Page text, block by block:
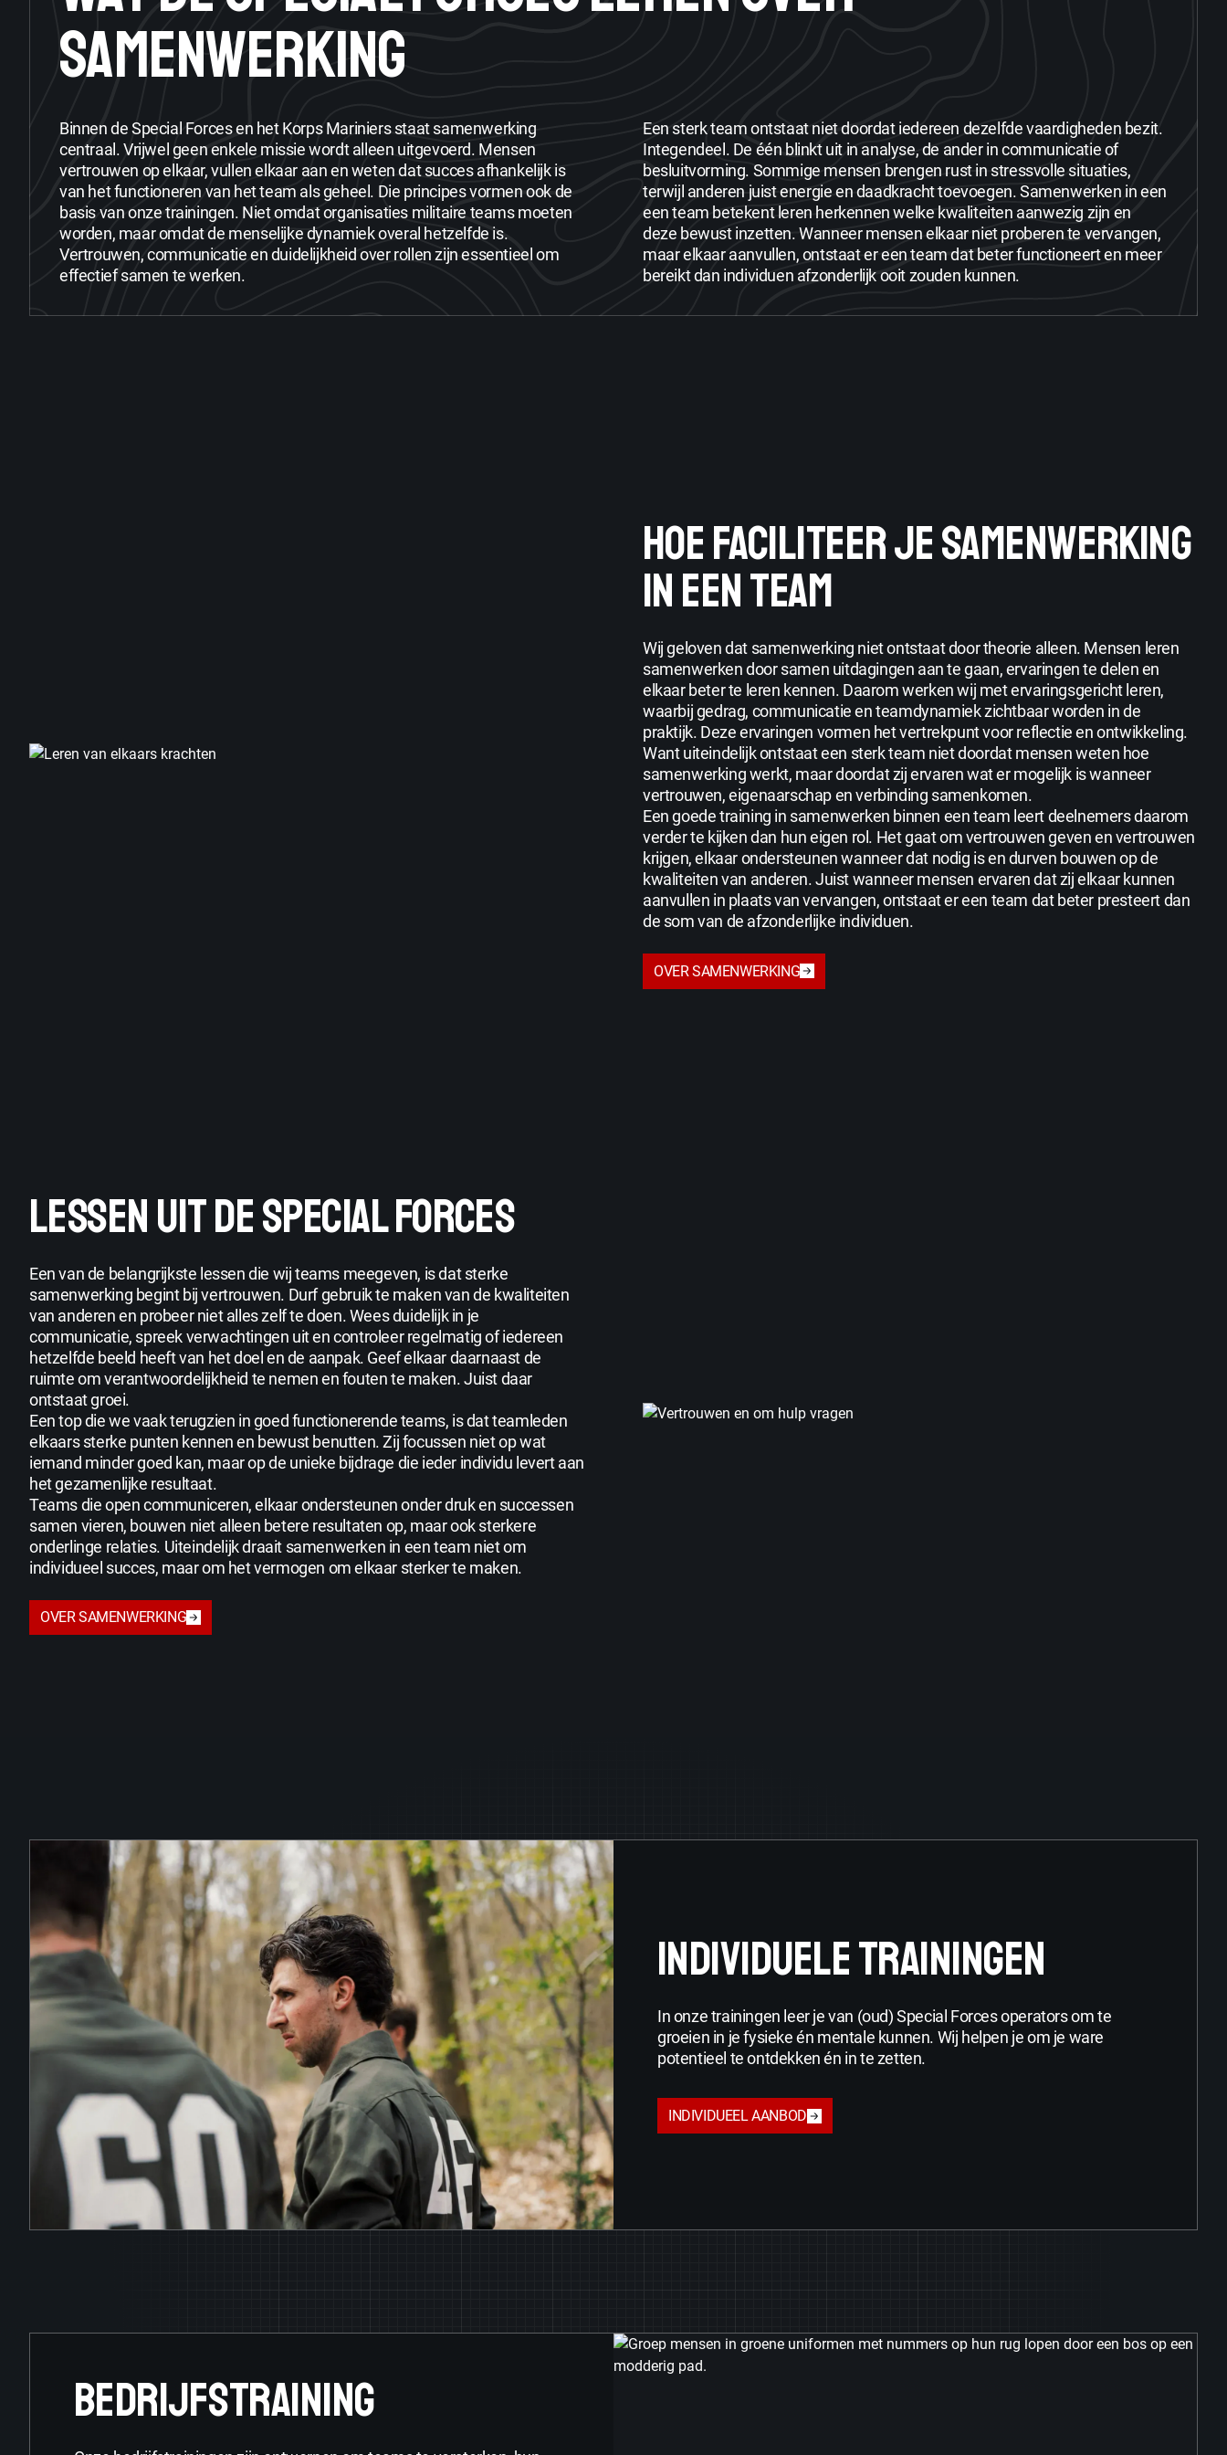
SAMENWERKING
Binnen de Special Forces en het Korps Mariniers staat samenwerking
centraal. Vrijwel geen enkele missie wordt alleen uitgevoerd. Mensen
vertrouwen op elkaar, vullen elkaar aan en weten dat succes afhankelijk is
van het functioneren van het team als geheel. Die principes vormen ook de
basis van onze trainingen. Niet omdat organisaties militaire teams moeten
worden, maar omdat de menselijke dynamiek overal hetzelfde is.
Vertrouwen, communicatie en duidelijkheid over rollen zijn essentieel om
effectief samen te werken.
Een sterk team ontstaat niet doordat iedereen dezelfde vaardigheden bezit.
Integendeel. De één blinkt uit in analyse, de ander in communicatie of
besluitvorming. Sommige mensen brengen rust in stressvolle situaties,
terwijl anderen juist energie en daadkracht toevoegen. Samenwerken in een
een team betekent leren herkennen welke kwaliteiten aanwezig zijn en
deze bewust inzetten. Wanneer mensen elkaar niet proberen te vervangen,
maar elkaar aanvullen, ontstaat er een team dat beter functioneert en meer
bereikt dan individuen afzonderlijk ooit zouden kunnen.
HOE FACILITEER JE SAMENWERKING
IN EEN TEAM
Wij geloven dat samenwerking niet ontstaat door theorie alleen. Mensen leren
samenwerken door samen uitdagingen aan te gaan, ervaringen te delen en
elkaar beter te leren kennen. Daarom werken wij met ervaringsgericht leren,
waarbij gedrag, communicatie en teamdynamiek zichtbaar worden in de
praktijk. Deze ervaringen vormen het vertrekpunt voor reflectie en ontwikkeling.
Want uiteindelijk ontstaat een sterk team niet doordat mensen weten hoe
samenwerking werkt, maar doordat zij ervaren wat er mogelijk is wanneer
vertrouwen, eigenaarschap en verbinding samenkomen.
Een goede training in samenwerken binnen een team leert deelnemers daarom
verder te kijken dan hun eigen rol. Het gaat om vertrouwen geven en vertrouwen
krijgen, elkaar ondersteunen wanneer dat nodig is en durven bouwen op de
kwaliteiten van anderen. Juist wanneer mensen ervaren dat zij elkaar kunnen
aanvullen in plaats van vervangen, ontstaat er een team dat beter presteert dan
de som van de afzonderlijke individuen.
OVER SAMENWERKING
LESSEN UIT DE SPECIAL FORCES
Een van de belangrijkste lessen die wij teams meegeven, is dat sterke
samenwerking begint bij vertrouwen. Durf gebruik te maken van de kwaliteiten
van anderen en probeer niet alles zelf te doen. Wees duidelijk in je
communicatie, spreek verwachtingen uit en controleer regelmatig of iedereen
hetzelfde beeld heeft van het doel en de aanpak. Geef elkaar daarnaast de
ruimte om verantwoordelijkheid te nemen en fouten te maken. Juist daar
ontstaat groei.
Een top die we vaak terugzien in goed functionerende teams, is dat teamleden
elkaars sterke punten kennen en bewust benutten. Zij focussen niet op wat
iemand minder goed kan, maar op de unieke bijdrage die ieder individu levert aan
het gezamenlijke resultaat.
Teams die open communiceren, elkaar ondersteunen onder druk en successen
samen vieren, bouwen niet alleen betere resultaten op, maar ook sterkere
onderlinge relaties. Uiteindelijk draait samenwerken in een team niet om
individueel succes, maar om het vermogen om elkaar sterker te maken.
OVER SAMENWERKING
INDIVIDUELE TRAININGEN
In onze trainingen leer je van (oud) Special Forces operators om te
groeien in je fysieke én mentale kunnen. Wij helpen je om je ware
potentieel te ontdekken én in te zetten.
INDIVIDUEEL AANBOD
BEDRIJFSTRAINING